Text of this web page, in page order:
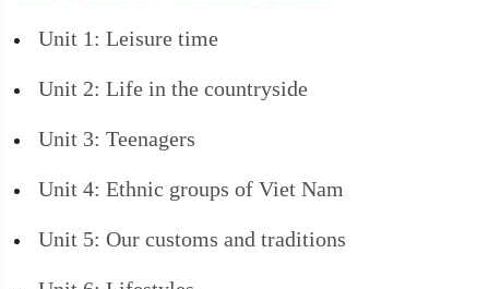
Unit 1: Leisure time
Unit 2: Life in the countryside
Unit 3: Teenagers
Unit 4: Ethnic groups of Viet Nam
Unit 5: Our customs and traditions